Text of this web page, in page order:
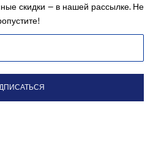
скидки — в нашей рассылке. Не